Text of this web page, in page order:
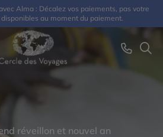
Alma : Décalez vos paiements, pas votre
au moment du paiement.
réveillon et nouvel an